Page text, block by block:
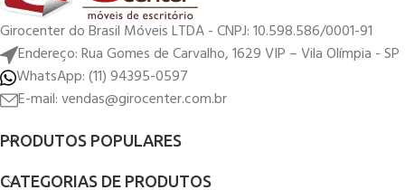
Girocenter do Brasil Móveis LTDA - CNPJ: 10.598.586/0001-91
Endereço: Rua Gomes de Carvalho, 1629 VIP – Vila Olímpia - SP
WhatsApp: (11) 94395-0597
E-mail: vendas@girocenter.com.br
PRODUTOS POPULARES
CATEGORIAS DE PRODUTOS